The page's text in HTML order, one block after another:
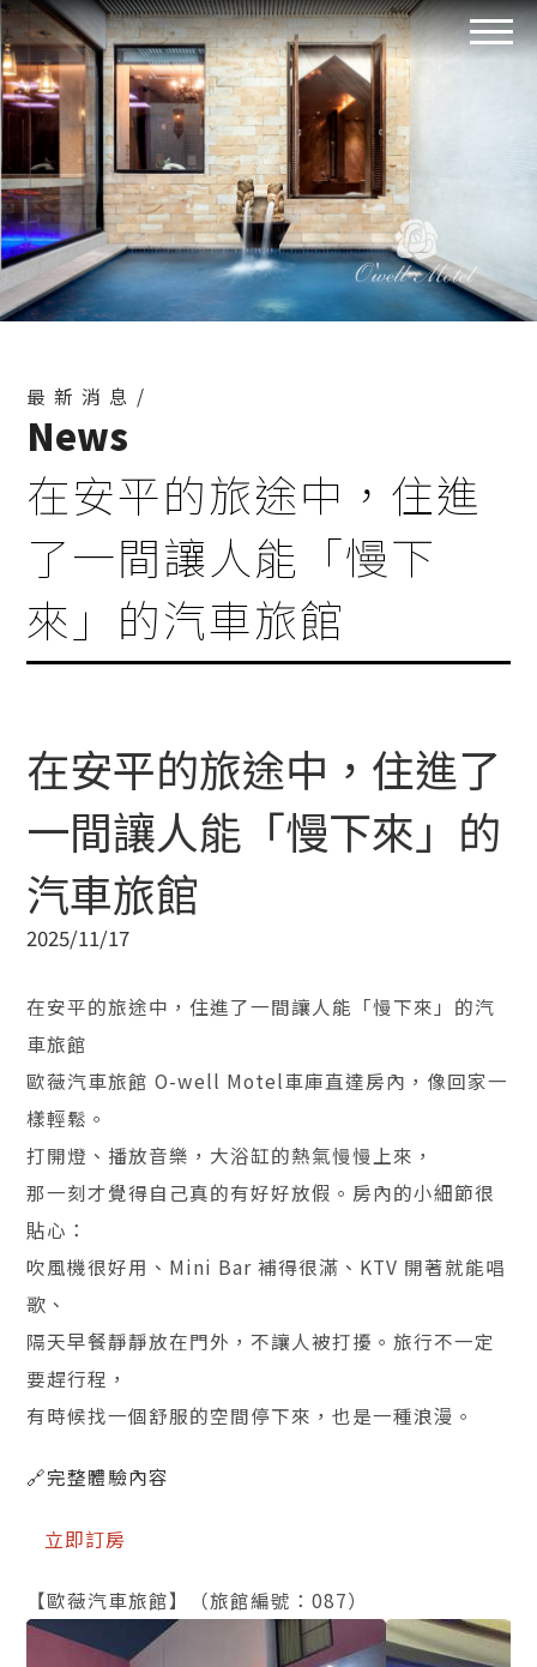
最新消息/
News
在安平的旅途中，住進
了一間讓人能「慢下
來」的汽車旅館
在安平的旅途中，住進了
一間讓人能「慢下來」的
汽車旅館
2025/11/17
在安平的旅途中，住進了一間讓人能「慢下來」的汽
車旅館
歐薇汽車旅館 O-well Motel車庫直達房內，像回家一
樣輕鬆。
打開燈、播放音樂，大浴缸的熱氣慢慢上來，
那一刻才覺得自己真的有好好放假。房內的小細節很
貼心：
吹風機很好用、Mini Bar 補得很滿、KTV 開著就能唱
歌、
隔天早餐靜靜放在門外，不讓人被打擾。旅行不一定
要趕行程，
有時候找一個舒服的空間停下來，也是一種浪漫。
🔗完整體驗內容
立即訂房
【歐薇汽車旅館】（旅館編號：087）